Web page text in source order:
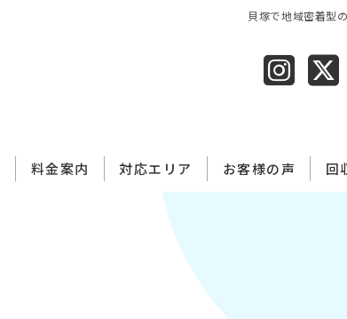
貝塚で地域密着型
料金案内​ 対応エリア お客様の声 回